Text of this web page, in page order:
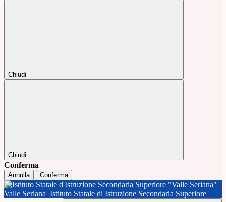
Chiudi
Chiudi
Conferma
Annulla Conferma
Valle Seriana Istituto Statale di Istruzione Secondaria Superiore